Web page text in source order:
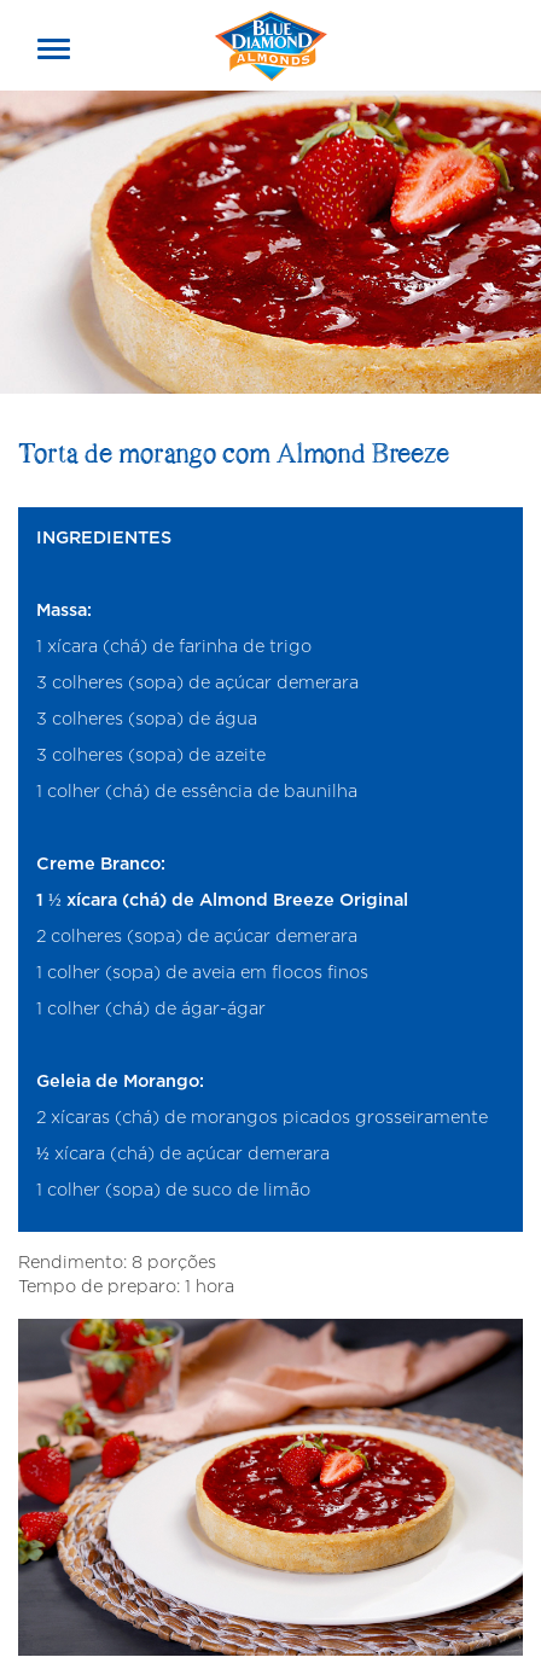
offcanvas
menu
Torta de morango com Almond Breeze
INGREDIENTES
Massa:
1 xícara (chá) de farinha de trigo
3 colheres (sopa) de açúcar demerara
3 colheres (sopa) de água
3 colheres (sopa) de azeite
1 colher (chá) de essência de baunilha
Creme Branco:
1 ½ xícara (chá) de Almond Breeze Original
2 colheres (sopa) de açúcar demerara
1 colher (sopa) de aveia em flocos finos
1 colher (chá) de ágar-ágar
Geleia de Morango:
2 xícaras (chá) de morangos picados grosseiramente
½ xícara (chá) de açúcar demerara
1 colher (sopa) de suco de limão
Rendimento: 8 porções
Tempo de preparo: 1 hora